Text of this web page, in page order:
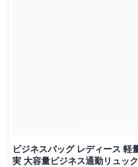
ビジネスバッグ レディース 軽量設計 ポケット充
実 大容量ビジネス通勤リュック